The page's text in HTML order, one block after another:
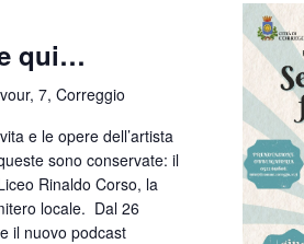
qui…
7, Correggio
e le opere dell’artista
sono conservate: il
Rinaldo Corso, la
locale. Dal 26
il nuovo podcast